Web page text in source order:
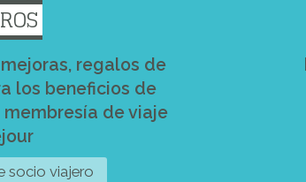
regalos de
los beneficios de
de viaje
socio viajero